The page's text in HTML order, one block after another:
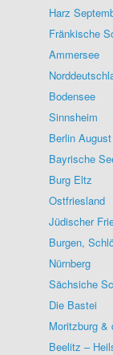
Harz
Fränkische
Ammersee
Bodensee
Sinnsheim
Berlin
Bayrische
Burg Eltz
Ostfriesland
Jüdischer
Burgen,
Nürnberg
Sächsiche
Die Bastei
Moritzburg &
Beelitz –